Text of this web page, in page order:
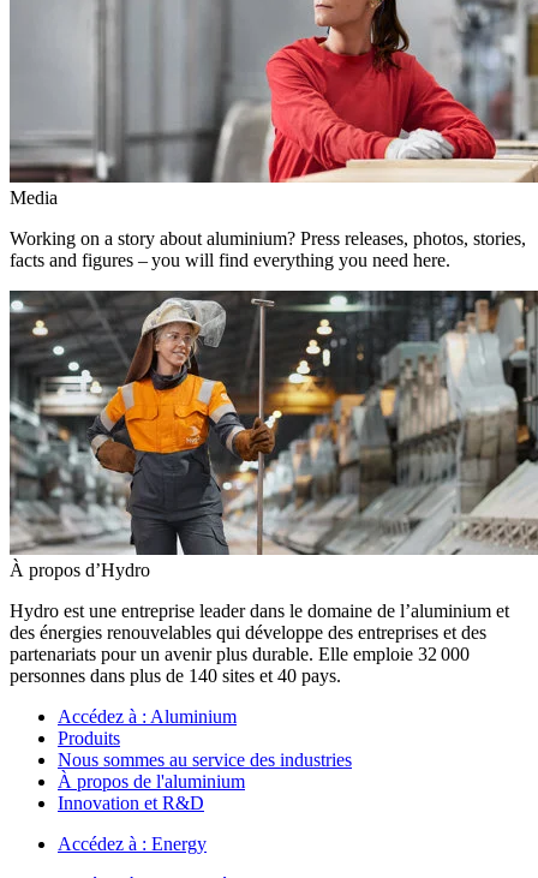
Media
Working on a story about aluminium? Press releases, photos, stories,
facts and figures – you will find everything you need here.
À propos d’Hydro
Hydro est une entreprise leader dans le domaine de l’aluminium et
des énergies renouvelables qui développe des entreprises et des
partenariats pour un avenir plus durable. Elle emploie 32 000
personnes dans plus de 140 sites et 40 pays.
Accédez à : Aluminium
Produits
Nous sommes au service des industries
À propos de l'aluminium
Innovation et R&D
Accédez à : Energy